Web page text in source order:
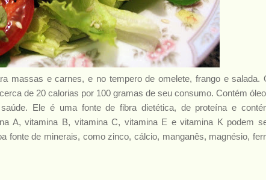
massas e carnes, e no tempero de omelete, frango e salada.
de 20 calorias por 100 gramas de seu consumo. Contém
Ele é uma fonte de fibra dietética, de proteína e
A, vitamina B, vitamina C, vitamina E e vitamina K podem
fonte de minerais, como zinco, cálcio, manganês, magnésio,